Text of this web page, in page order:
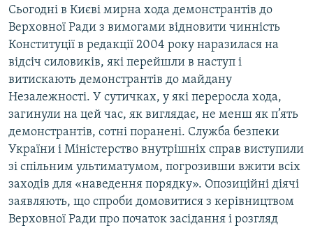
Сьогодні в Києві мирна хода демонстрантів до
Верховної Ради з вимогами відновити чинність
Конституції в редакції 2004 року наразилася на
відсіч силовиків, які перейшли в наступ і
витискають демонстрантів до майдану
Незалежності. У сутичках, у які переросла хода,
загинули на цей час, як виглядає, не менш як п’ять
демонстрантів, сотні поранені. Служба безпеки
України і Міністерство внутрішніх справ виступили
зі спільним ультиматумом, погрозивши вжити всіх
заходів для «наведення порядку». Опозиційні діячі
заявляють, що спроби домовитися з керівництвом
Верховної Ради про початок засідання і розгляд